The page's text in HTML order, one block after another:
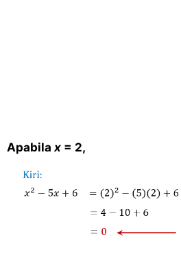
Apabila x = 2,